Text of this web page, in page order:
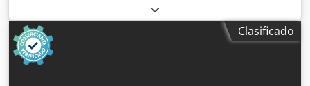
magnético: 700 x 500 mm Dimensiones del disco de lijado:
diámetro x anchura x orificio: 400 x 80 x 127 mm Velocidad
de rotación del disco de lijado: 1400 / 2800 rpm Diversos
accesorios Codszhl Rnepfx Anusha MARCELS MASCHINEN
AG
Clasificado